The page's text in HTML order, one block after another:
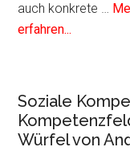
auch konkrete …
erfahren...
als
Soziale
Würfel von